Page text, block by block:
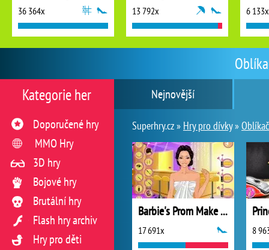
Nejnovější
Superhry.cz » Hry pro dívky»
Barbie's Prom Make Up
17 691x 8
Kategorie her
Doporučené hry
MMO Hry
3D hry
Bojové hry
Brutální hry
Flash hry archiv
Hry pro děti
36 364x 13 792x 6 133x